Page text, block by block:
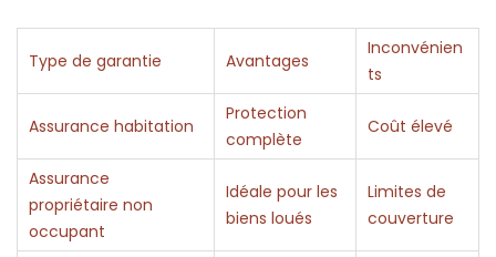
Type de garantie Avantages
Inconvénien
ts
Assurance habitation
Protection
complète
Coût élevé
Assurance
propriétaire non
occupant
Idéale pour les
biens loués
Limites de
couverture